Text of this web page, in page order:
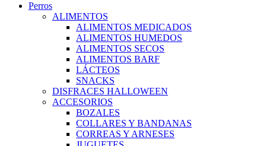
Perros
ALIMENTOS
ALIMENTOS MEDICADOS
ALIMENTOS HUMEDOS
ALIMENTOS SECOS
ALIMENTOS BARF
LÁCTEOS
SNACKS
DISFRACES HALLOWEEN
ACCESORIOS
BOZALES
COLLARES Y BANDANAS
CORREAS Y ARNESES